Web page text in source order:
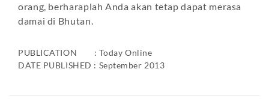
orang, berharaplah Anda akan tetap dapat merasa
damai di Bhutan.
PUBLICATION : Today Online
DATE PUBLISHED : September 2013